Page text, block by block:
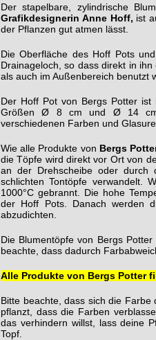
Der stapelbare, zylindrische
Grafikdesignerin Anne Hoff, ist
der Pflanzen gut atmen lässt.
Die Oberfläche des Hoff Pots
Drainageloch, so dass direkt in
als auch im Außenbereich benutzt
Der Hoff Pot von Bergs Potter
Größen Ø 8 cm und Ø 14 cm
verschiedenen Farben und
Wie alle Produkte von Bergs
die Töpfe wird direkt vor Ort von
an der Drehscheibe oder durch
schlichten Tontöpfe verwandelt.
1000°C gebrannt. Die hohe
der Hoff Pots. Danach werden
abzudichten.
Die Blumentöpfe von Bergs
beachte, dass dadurch
Alle Produkte von Bergs Potter
Bitte beachte, dass sich die
pflanzt, dass die Farben
das verhindern willst, lass deine
Topf.